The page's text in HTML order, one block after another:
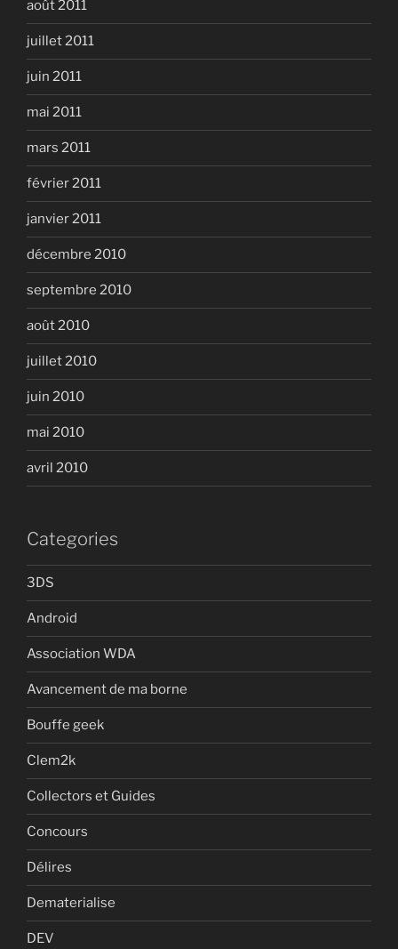
août 2011
juillet 2011
juin 2011
mai 2011
mars 2011
février 2011
janvier 2011
décembre 2010
septembre 2010
août 2010
juillet 2010
juin 2010
mai 2010
avril 2010
Categories
3DS
Android
Association WDA
Avancement de ma borne
Bouffe geek
Clem2k
Collectors et Guides
Concours
Délires
Dematerialise
DEV